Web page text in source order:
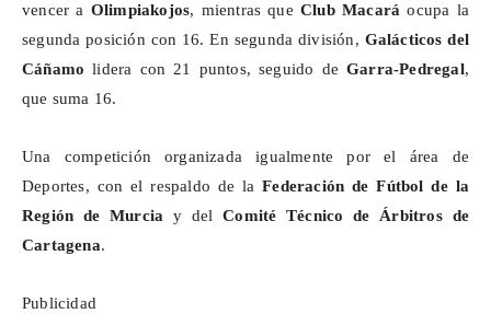
vencer a Olimpiakojos, mientras queClub Macará ocupa la
segunda posición con 16. En segunda división, Galácticos del
Cáñamo lidera con 21 puntos, seguido de Garra-Pedregal,
que suma 16.
Una competición organizada igualmente por el área de
Deportes, con el respaldo de laFederación de Fútbol de la
Región de Murcia y delComité Técnico de Árbitros de
Cartagena.
Publicidad